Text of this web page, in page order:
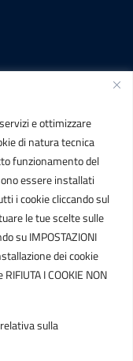
e ottimizzare
di natura tecnica
funzionamento del
essere installati
i cookie cliccando sul
le tue scelte sulle
su IMPOSTAZIONI
dei cookie
I COOKIE NON
sulla